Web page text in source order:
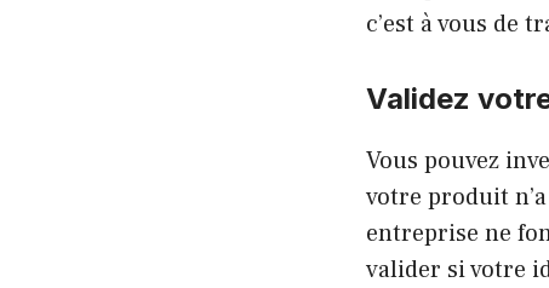
c’est à vous de
Validez
Vous pouvez
votre produit
entreprise ne
valider si votre